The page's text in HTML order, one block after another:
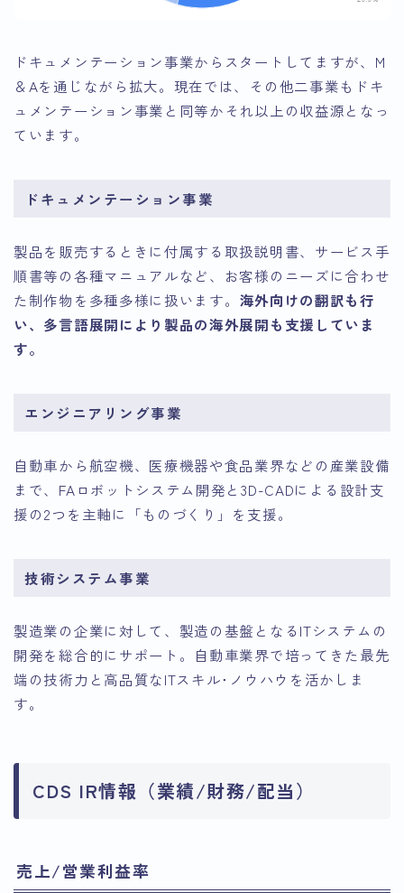
ドキュメンテーション事業からスタートしてますが、M
＆Aを通じながら拡大。現在では、その他二事業もドキ
ュメンテーション事業と同等かそれ以上の収益源となっ
ています。
ドキュメンテーション事業
製品を販売するときに付属する取扱説明書、サービス手
順書等の各種マニュアルなど、お客様のニーズに合わせ
た制作物を多種多様に扱います。 海外向けの翻訳も行
い、多言語展開により製品の海外展開も支援していま
す。
エンジニアリング事業
自動車から航空機、医療機器や食品業界などの産業設備
まで、FAロボットシステム開発と3D-CADによる設計支
援の2つを主軸に「ものづくり」を支援。
技術システム事業
製造業の企業に対して、製造の基盤となるITシステムの
開発を総合的にサポート。自動車業界で培ってきた最先
端の技術力と高品質なITスキル･ノウハウを活かしま
す。
CDS IR情報（業績/財務/配当）
売上/営業利益率